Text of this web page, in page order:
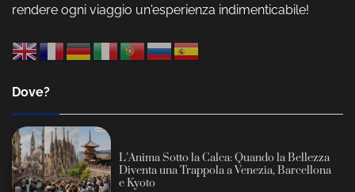
rendere ogni viaggio un'esperienza indimenticabile!
Dove?
L’Anima Sotto la Calca: Quando la Bellezza
Diventa una Trappola a Venezia, Barcellona
e Kyoto